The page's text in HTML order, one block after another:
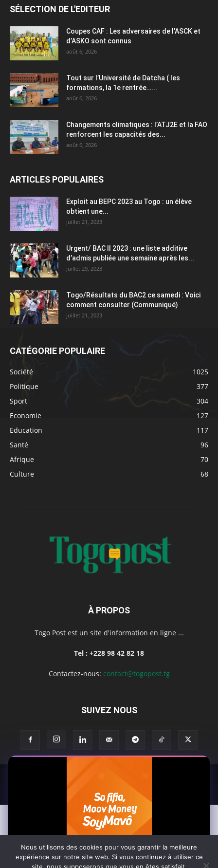
SÉLECTION DE L'EDITEUR
Coupes CAF : Les adversaires de l’ASCK et
d’ASKO sont connus
août 6, 2026
Tout sur l’Université de Datcha ( les
formations, la 1e rentrée…...
août 6, 2026
Changements climatiques : l’ATJ2E et la FAO
renforcent les capacités des...
août 6, 2026
ARTICLES POPULAIRES
Exploit au BEPC 2023 au Togo : un élève
obtient une...
juillet 21, 2023
Urgent/ BAC II 2023 : une liste additive
d’admis publiée une semaine après les...
juillet 29, 2023
Togo/Résultats du BAC2 ce samedi : Voici
comment consulter (Communiqué)
juillet 21, 2023
CATÉGORIE POPULAIRE
Société
1025
Politique
377
Sport
304
Economie
127
Education
117
Santé
96
Afrique
70
Culture
68
À PROPOS
Togo Post est un site d'information en ligne ...
Tel : +228 98 42 82 18
Contactez-nous: contact@togopost.tg
SUIVEZ NOUS
© Copyright 2025 Togo Post | Tous droits réservés
Nous utilisons des cookies pour vous garantir la meilleure
expérience sur notre site web. Si vous continuez à utiliser ce